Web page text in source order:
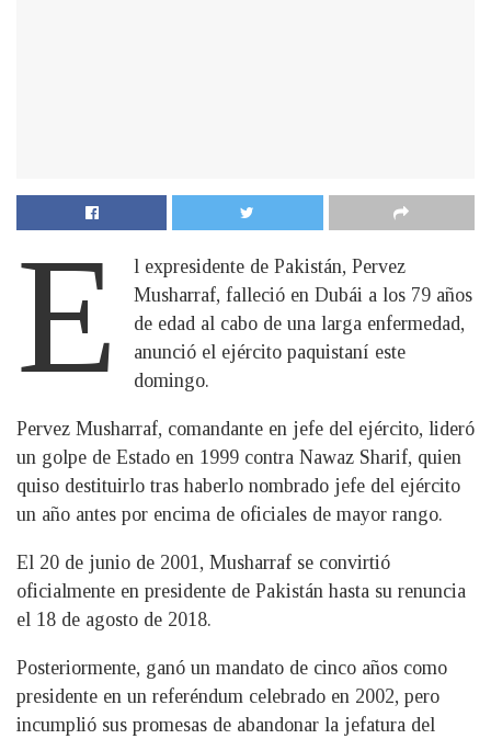
E
l expresidente de Pakistán, Pervez
Musharraf, falleció en Dubái a los 79 años
de edad al cabo de una larga enfermedad,
anunció el ejército paquistaní este
domingo.
Pervez Musharraf, comandante en jefe del ejército, lideró
un golpe de Estado en 1999 contra Nawaz Sharif, quien
quiso destituirlo tras haberlo nombrado jefe del ejército
un año antes por encima de oficiales de mayor rango.
El 20 de junio de 2001, Musharraf se convirtió
oficialmente en presidente de Pakistán hasta su renuncia
el 18 de agosto de 2018.
Posteriormente, ganó un mandato de cinco años como
presidente en un referéndum celebrado en 2002, pero
incumplió sus promesas de abandonar la jefatura del